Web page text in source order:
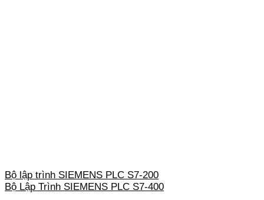
Bộ lập trình SIEMENS PLC S7-200
Bộ Lập Trình SIEMENS PLC S7-400